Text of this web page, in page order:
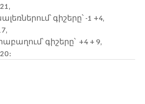
գիշերը՝ -1 +4,
գիշերը՝  +4 + 9,